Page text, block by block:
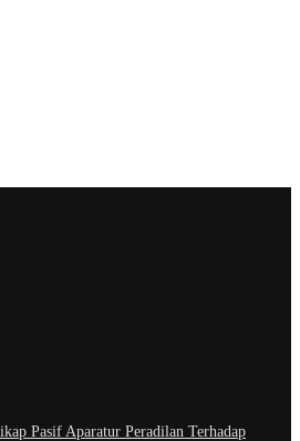
Pasif Aparatur Peradilan Terhadap